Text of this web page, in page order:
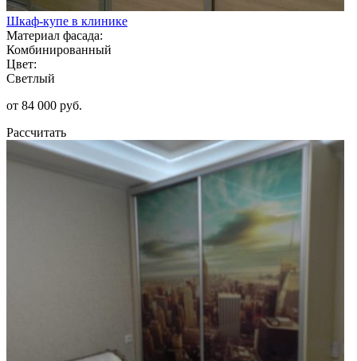
Шкаф-купе в клинике
Материал фасада:
Комбинированный
Цвет:
Светлый
от 84 000 руб.
Рассчитать